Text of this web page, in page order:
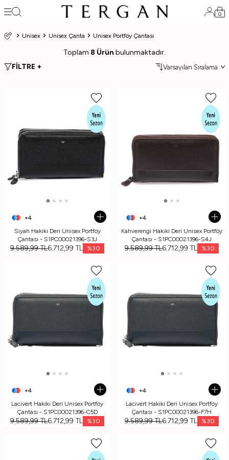
0
Unisex Unisex Çanta Unisex Portföy Çantası
Toplam 8 Ürün bulunmaktadır.
FİLTRE +
+4
Siyah Hakiki Deri Unisex Portföy
Çantası - S1PC00021396-S3J
9.589,99TL6.712,99 TL %30
+4
Kahverengi Hakiki Deri Unisex Portföy
Çantası - S1PC00021396-S4J
9.589,99TL6.712,99 TL %30
+4
Lacivert Hakiki Deri Unisex Portföy
Çantası - S1PC00021396-C5D
9.589,99TL6.712,99 TL %30
+4
Lacivert Hakiki Deri Unisex Portföy
Çantası - S1PC00021396-F7H
9.589,99TL6.712,99 TL %30